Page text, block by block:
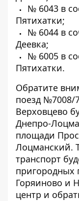
№ 6043 в
Пятихатки;
№ 6044 в
Деевка;
№ 6005 в
Пятихатки.
Обратите
поезд №7008/
Верховцево
Днепро-
площади
Лоцманский.
транспорт
пригородных
Горяиново и
центр и